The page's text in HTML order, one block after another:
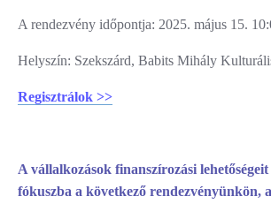
A rendezvény időpontja: 2025. május 15.
Helyszín: Szekszárd, Babits Mihály
Regisztrálok >>
A vállalkozások finanszírozási
fókuszba a következő rendezvényünkön,